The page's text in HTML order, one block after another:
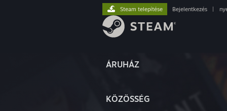
ÁRUHÁZ
KÖZÖSSÉG
Steam telepítése Bejelentkezés